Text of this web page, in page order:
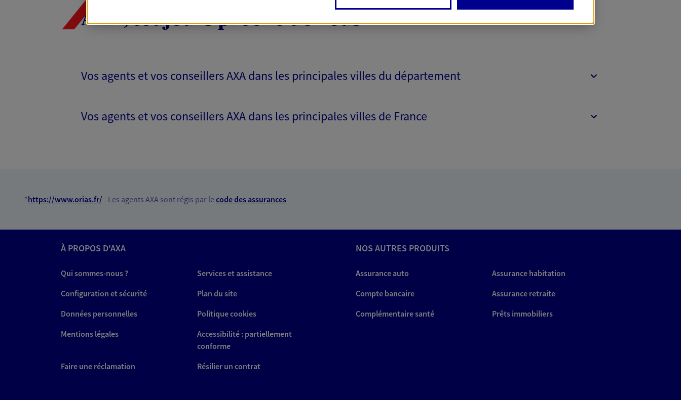
AXA, toujours proche de vous
Vos agents et vos conseillers AXA dans les principales villes du département
Vos agents et vos conseillers AXA dans les principales villes de France
*https://www.orias.fr/ - Les agents AXA sont régis par lecode des assurances
À PROPOS D'AXA
Qui sommes-nous ?
Services et assistance
Configuration et sécurité
Plan du site
Données personnelles
Politique cookies
Mentions légales
Accessibilité : partiellement
conforme
Faire une réclamation
Résilier un contrat
NOS AUTRES PRODUITS
Assurance auto
Assurance habitation
Compte bancaire
Assurance retraite
Complémentaire santé
Prêts immobiliers